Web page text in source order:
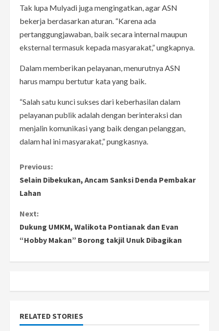
Tak lupa Mulyadi juga mengingatkan, agar ASN
bekerja berdasarkan aturan. “Karena ada
pertanggungjawaban, baik secara internal maupun
eksternal termasuk kepada masyarakat,” ungkapnya.
Dalam memberikan pelayanan, menurutnya ASN
harus mampu bertutur kata yang baik.
“Salah satu kunci sukses dari keberhasilan dalam
pelayanan publik adalah dengan berinteraksi dan
menjalin komunikasi yang baik dengan pelanggan,
dalam hal ini masyarakat,” pungkasnya.
C
o
n
t
u
e
Previous:
Selain Dibekukan, Ancam Sanksi Denda Pembakar
Lahan
Next:
Dukung UMKM, Walikota Pontianak dan Evan
“Hobby Makan” Borong takjil Unuk Dibagikan
RELATED STORIES